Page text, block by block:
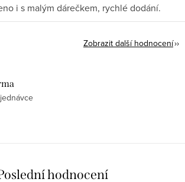
i s malým dárečkem, rychlé dodání.
Zobrazit další hodnocení
hodnocení